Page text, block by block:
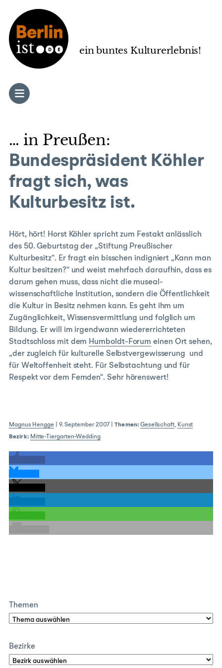
ein buntes Kulturerlebnis!
… in Preußen:
Bundespräsident Köhler
fragt sich, was
Kulturbesitz ist.
Hört, hört! Horst Köhler spricht zum Festakt anlässlich
des 50. Geburtstag der „Stiftung Preußischer
Kulturbesitz“. Er fragt ein bisschen indigniert „Kann man
Kultur besitzen?“ und weist mehrfach daraufhin, dass es
darum gehen muss, dass nicht die museal-
wissenschaftliche Institution, sondern die Öffentlichkeit
die Kultur in Besitz nehmen kann. Es geht ihm um
Zugänglichkeit, Wissensvermittlung und folglich um
Bildung. Er will im irgendwann wiedererrichteten
Stadtschloss mit dem Humboldt-Forum einen Ort sehen,
„der zugleich für kulturelle Selbstvergewisserung und
für Weltoffenheit steht. Für Selbstachtung und für
Respekt vor dem Femden“. Sehr hörenswert!
Magnus Hengge| 9. September 2007 |Themen: Gesellschaft, Kunst
Bezirk: Mitte-Tiergarten-Wedding
Themen
Bezirke